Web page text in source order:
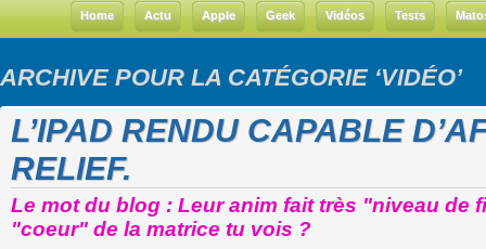
Home Actu Apple Geek Vidéos Tests
ARCHIVE POUR LA CATÉGORIE ‘VIDÉO’
L’IPAD RENDU CAPABLE
RELIEF.
Le mot du blog : Leur anim fait très "niveau de
"coeur" de la matrice tu vois ?